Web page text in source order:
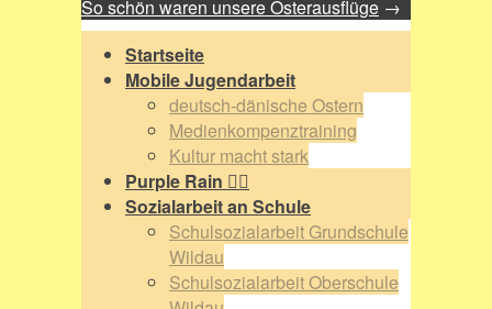
So schön waren unsere Osterausflüge →
Startseite
Mobile Jugendarbeit
deutsch-dänische Ostern
Medienkompenztraining
Kultur macht stark
Purple Rain 🏳️‍🌈
Sozialarbeit an Schule
Schulsozialarbeit Grundschule
Wildau
Schulsozialarbeit Oberschule